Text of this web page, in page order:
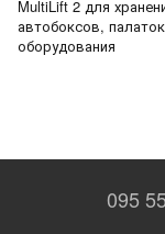
MultiLift 2 для
автобоксов,
оборудования
095